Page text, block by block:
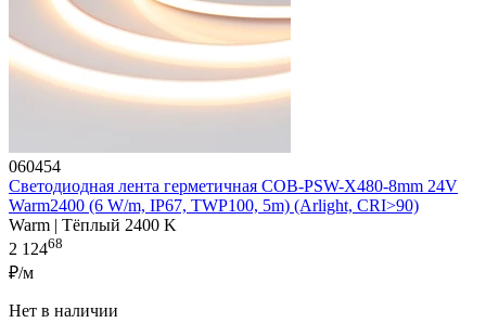
060454
Светодиодная лента герметичная COB-PSW-X480-8mm 24V
Warm2400 (6 W/m, IP67, TWP100, 5m) (Arlight, CRI>90)
Warm | Тёплый 2400 K
2 12468
₽/м
Нет в наличии